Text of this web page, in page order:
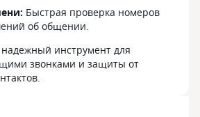
Быстрая проверка номеров
об общении.
инструмент для
звонками и защиты от